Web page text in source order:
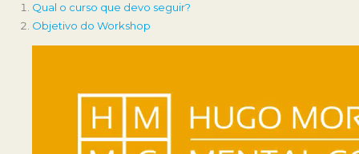
Qual o curso que devo seguir?
Objetivo do Workshop